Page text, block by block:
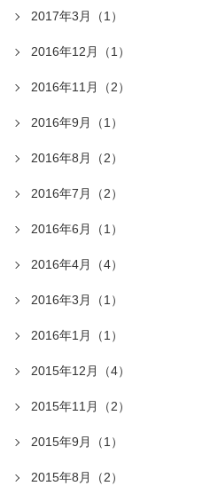
2017年3月（1）
2016年12月（1）
2016年11月（2）
2016年9月（1）
2016年8月（2）
2016年7月（2）
2016年6月（1）
2016年4月（4）
2016年3月（1）
2016年1月（1）
2015年12月（4）
2015年11月（2）
2015年9月（1）
2015年8月（2）